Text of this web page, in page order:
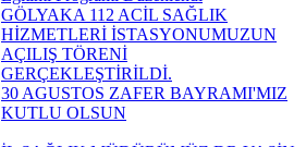
GÖLYAKA 112 ACİL SAĞLIK
HİZMETLERİ İSTASYONUMUZUN
AÇILIŞ TÖRENİ
GERÇEKLEŞTİRİLDİ.
30 AGUSTOS ZAFER BAYRAMI'MIZ
KUTLU OLSUN